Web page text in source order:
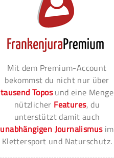
Mit dem Premium-Account
bekommst du nicht nur über
tausend Toposund eine Menge
nützlicher Features, du
unterstützt damit auch
unabhängigen Journalismusim
Klettersport und Naturschutz.